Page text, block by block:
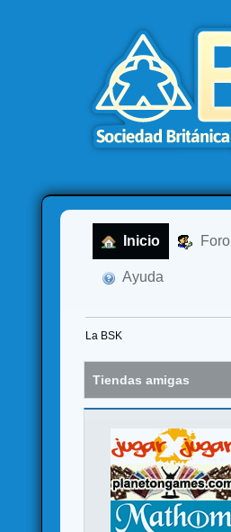
Inicio Foro
Ayuda
La BSK
Tiendas amigas